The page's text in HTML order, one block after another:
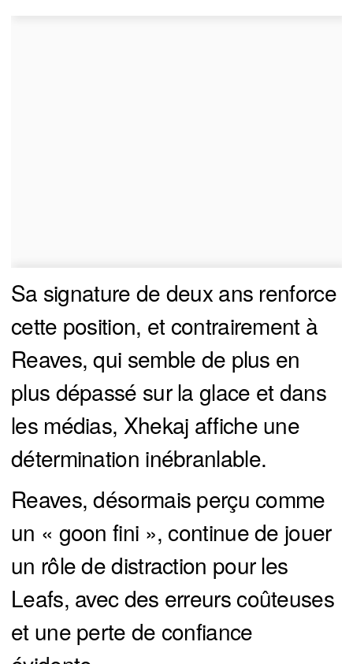
Sa signature de deux ans renforce
cette position, et contrairement à
Reaves, qui semble de plus en
plus dépassé sur la glace et dans
les médias, Xhekaj affiche une
détermination inébranlable.
Reaves, désormais perçu comme
un « goon fini », continue de jouer
un rôle de distraction pour les
Leafs, avec des erreurs coûteuses
et une perte de confiance